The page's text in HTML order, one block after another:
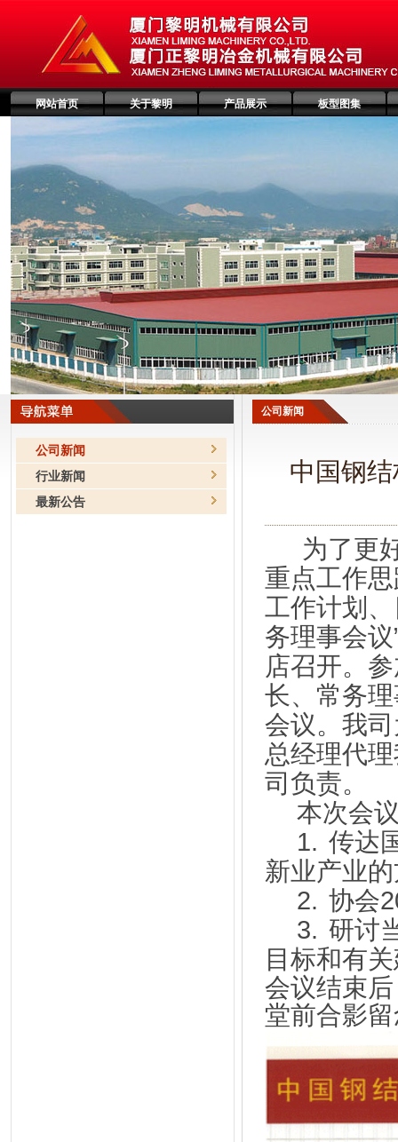
网站首页 关于黎明 产品展示 板型图集
公司新闻
行业新闻
最新公告
公司新闻
中国钢
为了更
重点工作
工作计划
务理事会议
店召开。
长、常务
会议。我
总经理代
司负责。
本次会
1. 传达
新业产业
2. 协会
3. 研讨
目标和有
会议结束
堂前合影